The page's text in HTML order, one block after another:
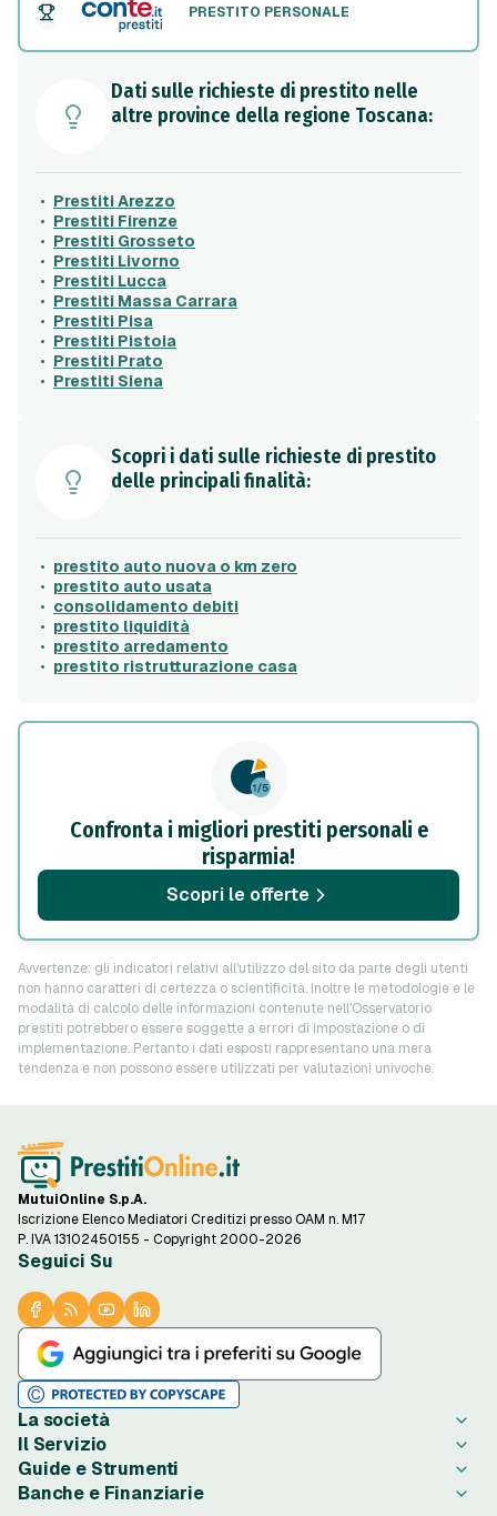
PRESTITO PERSONALE
Dati sulle richieste di prestito nelle
altre province della regione Toscana:
Prestiti Arezzo
Prestiti Firenze
Prestiti Grosseto
Prestiti Livorno
Prestiti Lucca
Prestiti Massa Carrara
Prestiti Pisa
Prestiti Pistoia
Prestiti Prato
Prestiti Siena
Scopri i dati sulle richieste di prestito
delle principali finalità:
prestito auto nuova o km zero
prestito auto usata
consolidamento debiti
prestito liquidità
prestito arredamento
prestito ristrutturazione casa
Confronta i migliori prestiti personali e
risparmia!
Scopri le offerte
Avvertenze: gli indicatori relativi all'utilizzo del sito da parte degli utenti
non hanno caratteri di certezza o scientificità. Inoltre le metodologie e le
modalità di calcolo delle informazioni contenute nell'Osservatorio
prestiti potrebbero essere soggette a errori di impostazione o di
implementazione. Pertanto i dati esposti rappresentano una mera
tendenza e non possono essere utilizzati per valutazioni univoche.
MutuiOnline S.p.A.
Iscrizione Elenco Mediatori Creditizi presso OAM n. M17
P. IVA 13102450155 - Copyright 2000-2026
Seguici Su
La società
Chi è PrestitiOnline.it
Contatta PrestitiOnline.it
Opinioni degli Utenti
Il Servizio
Come Funziona
Condizioni di Utilizzo
Guide e Strumenti
Guide Prestiti
Banche e Finanziarie